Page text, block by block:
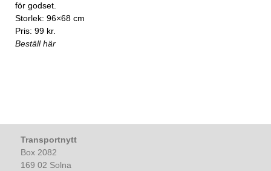
för godset.
Storlek: 96×68 cm
Pris: 99 kr.
Beställ här
Transportnytt
Box 2082
169 02 Solna